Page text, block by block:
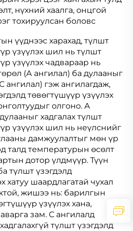
нүхний хаалга, онцгой
тохируулсан боловс
үүднээс харахад, түлшт
үзүүлэх шил нь түлшт
үзүүлэх чадвараар нь
(А ангилал) ба дулааныг
ангилал) гэж ангилагдаж,
төвөгтүшүүр үзүүлэх
олгоно. А
хадгалах түлшт
үзүүлэх шил нь неүлснийг
дамжуулалтыг мөн үр
талд температурын өсөлт
дотор үлдмүүр. Түүн
түлшт үзэгдэлд
хатуу шаардлагатай чухал
жишээ нь: барилгын
үзүүлэх хана,
зам. С ангилалд
түлшт үзэгдэлд